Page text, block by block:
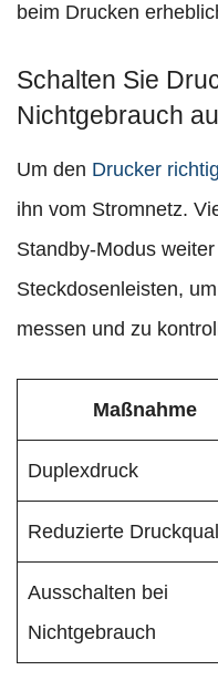
beim Drucken
Schalten Sie
Nichtgebrauch
Um den Drucker
ihn vom Stromnetz.
Standby-Modus
Steckdosenleisten,
messen und zu
Maßnahme
Duplexdruck
Reduzierte
Ausschalten bei
Nichtgebrauch